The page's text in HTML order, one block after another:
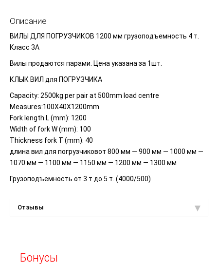
Описание
ВИЛЫ ДЛЯ ПОГРУЗЧИКОВ 1200 мм грузоподъемность 4 т.
Класс 3А
Вилы продаются парами. Цена указана за 1шт.
КЛЫК ВИЛ для ПОГРУЗЧИКА
Capacity: 2500kg per pair at 500mm load centre
Measures:100X40X1200mm
Fork length L(mm): 1200
Width of fork W(mm): 100
Thickness fork T (mm): 40
длина вил для погрузчиковот 800 мм — 900 мм — 1000 мм —
1070 мм — 1100 мм — 1150 мм — 1200 мм — 1300 мм
Грузоподъемность от 3 т до 5 т. (4000/500)
Отзывы
Бонусы